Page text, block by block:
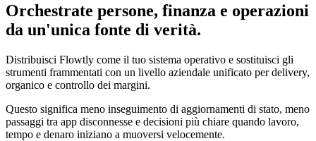
Orchestrate persone, finanza e operazioni
da un'unica fonte di verità.
Distribuisci Flowtly come il tuo sistema operativo e sostituisci gli
strumenti frammentati con un livello aziendale unificato per delivery,
organico e controllo dei margini.
Questo significa meno inseguimento di aggiornamenti di stato, meno
passaggi tra app disconnesse e decisioni più chiare quando lavoro,
tempo e denaro iniziano a muoversi velocemente.